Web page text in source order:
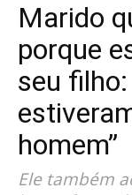
Marido
porque
seu
homem”
Ele também